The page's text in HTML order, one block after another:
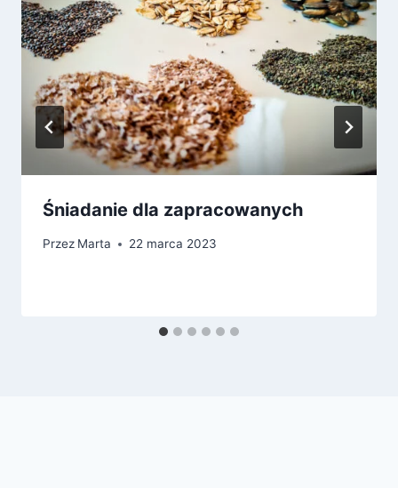
Śniadanie dla zapracowanych
Przez Marta 22 marca 2023